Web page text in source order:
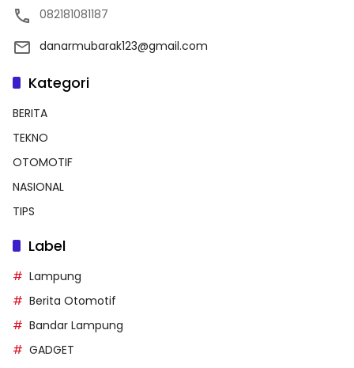
082181081187
danarmubarak123@gmail.com
Kategori
BERITA
TEKNO
OTOMOTIF
NASIONAL
TIPS
Label
Lampung
Berita Otomotif
Bandar Lampung
GADGET